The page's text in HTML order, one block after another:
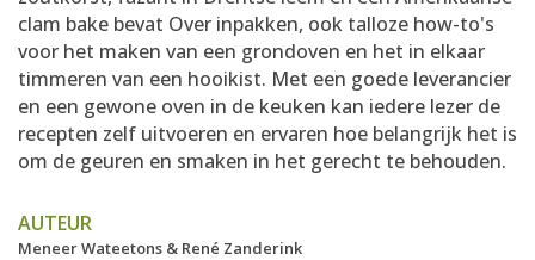
clam bake bevat Over inpakken, ook talloze how-to's
voor het maken van een grondoven en het in elkaar
timmeren van een hooikist. Met een goede leverancier
en een gewone oven in de keuken kan iedere lezer de
recepten zelf uitvoeren en ervaren hoe belangrijk het is
om de geuren en smaken in het gerecht te behouden.
AUTEUR
Meneer Wateetons & René Zanderink